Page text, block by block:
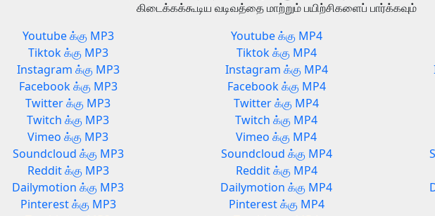
கிடைக்கக்கூடிய வடிவத்தை மாற்றும் பயிற்சிகளைப் பார்க்கவும்
Youtube க்கு MP3
Tiktok க்கு MP3
Instagram க்கு MP3
Facebook க்கு MP3
Twitter க்கு MP3
Twitch க்கு MP3
Vimeo க்கு MP3
Soundcloud க்கு MP3
Reddit க்கு MP3
Dailymotion க்கு MP3
Pinterest க்கு MP3
Youtube க்கு MP4
Tiktok க்கு MP4
Instagram க்கு MP4
Facebook க்கு MP4
Twitter க்கு MP4
Twitch க்கு MP4
Vimeo க்கு MP4
Soundcloud க்கு MP4
Reddit க்கு MP4
Dailymotion க்கு MP4
Pinterest க்கு MP4